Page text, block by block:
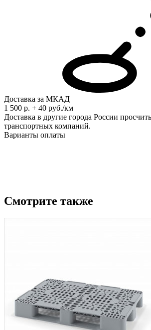
Доставка за МКАД
1 500 р. + 40 руб./км
Доставка в другие города России
транспортных компаний.
Варианты оплаты
Смотрите также